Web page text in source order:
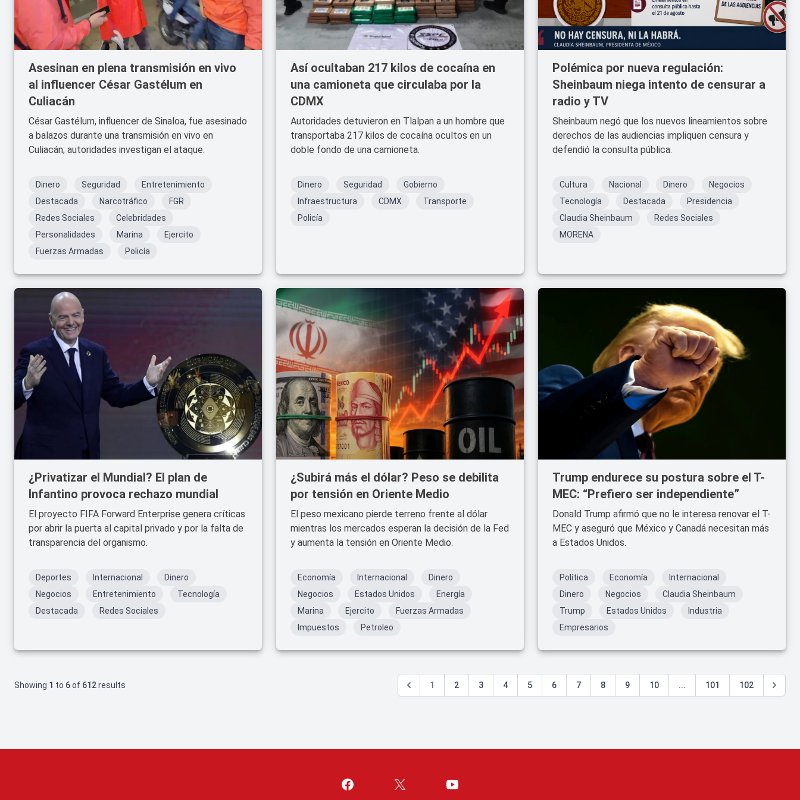
Asesinan en plena transmisión en vivo
al influencer César Gastélum en
Culiacán
César Gastélum, influencer de Sinaloa, fue asesinado
a balazos durante una transmisión en vivo en
Culiacán; autoridades investigan el ataque.
Dinero Seguridad
Entretenimiento
Destacada
Narcotráfico
FGR
Redes Sociales
Celebridades
Personalidades
Marina
Ejercito
Fuerzas Armadas
Policía
Así ocultaban 217 kilos de cocaína en
una camioneta que circulaba por la
CDMX
Autoridades detuvieron en Tlalpan a un hombre que
transportaba 217 kilos de cocaína ocultos en un
doble fondo de una camioneta.
Dinero Seguridad
Gobierno
Infraestructura
CDMX
Transporte
Policía
Polémica por nueva regulación:
Sheinbaum niega intento de censurar a
radio y TV
Sheinbaum negó que los nuevos lineamientos sobre
derechos de las audiencias impliquen censura y
defendió la consulta pública.
Cultura Nacional Dinero
Negocios
Tecnología
Destacada
Presidencia
Claudia Sheinbaum
Redes Sociales
MORENA
¿Privatizar el Mundial? El plan de
Infantino provoca rechazo mundial
El proyecto FIFA Forward Enterprise genera críticas
por abrir la puerta al capital privado y por la falta de
transparencia del organismo.
Deportes Internacional
Dinero
Negocios
Entretenimiento
Tecnología
Destacada
Redes Sociales
¿Subirá más el dólar? Peso se debilita
por tensión en Oriente Medio
El peso mexicano pierde terreno frente al dólar
mientras los mercados esperan la decisión de la Fed
y aumenta la tensión en Oriente Medio.
Economía Internacional
Dinero
Negocios
Estados Unidos
Energía
Marina
Ejercito
Fuerzas Armadas
Impuestos
Petroleo
Trump endurece su postura sobre el T-
MEC: “Prefiero ser independiente”
Donald Trump afirmó que no le interesa renovar el T-
MEC y aseguró que México y Canadá necesitan más
a Estados Unidos.
Política Economía
Internacional
Dinero
Negocios
Claudia Sheinbaum
Trump
Estados Unidos
Industria
Empresarios
Showing 1 to 6of 612results 1 2 3 4 5 6 7 8 9 10 ... 101 102